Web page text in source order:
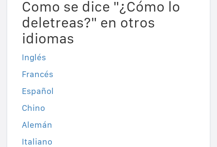
Como se dice "¿Cómo lo
deletreas?" en otros
idiomas
Inglés
Francés
Español
Chino
Alemán
Italiano